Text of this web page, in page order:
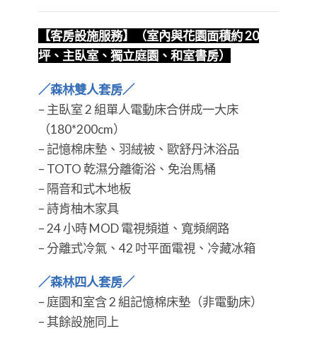
【客房設施服務】（室內與花園面積約 20
坪、主臥室、獨立庭園、和室書房）
​​​​​​​／森林雙人套房／
– 主臥室 2 組單人電動床合併成一大床
（180*200cm）
– 記憶棉床墊、羽絨被、歐舒丹沐浴品
– TOTO 乾濕分離衛浴、免治馬桶
– 隔音和式木地板
– 詩肯柚木家具
– 24 小時 MOD 電視頻道、寬頻網路
– 分離式冷氣、42 吋平面電視、冷藏冰箱
／森林四人套房／
​​​​​​​– 庭園和室含 2 組記憶棉床墊（非電動床）
– 其餘設施同上